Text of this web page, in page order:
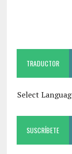
TRADUCTOR
Select
SUSCRÍBETE